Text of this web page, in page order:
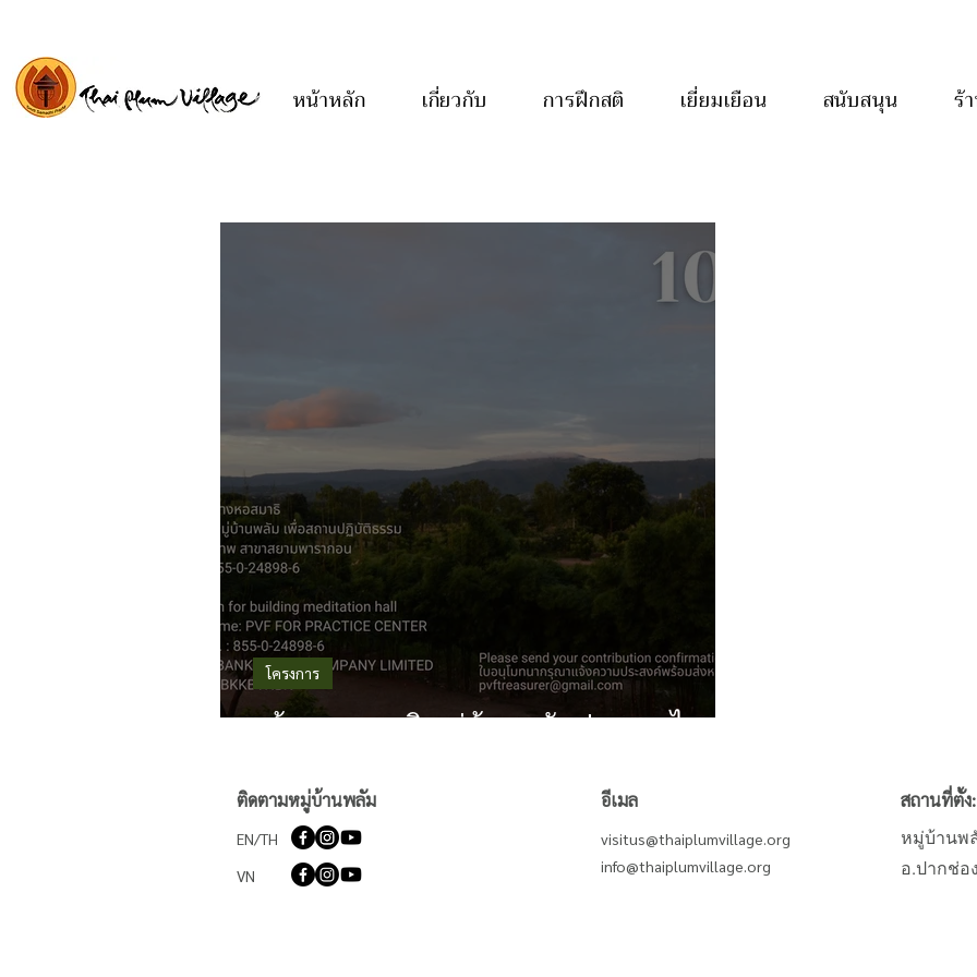
หน้าหลัก เกี่ยวกับ การฝึกสติ เยี่ยมเยือน สนับสนุน ร้
สร้างหอสมาธิ หมู่บ้านพลัมประเทศไทย
โครงการ
ติดตามหมู่บ้านพลัม
EN/TH
VN
อีเมล
visitus@thaiplumvillage.org
info@thaiplumvillage.org
สถานที่ตั้ง:
หมู่บ้านพ
อ.ปากช่อ